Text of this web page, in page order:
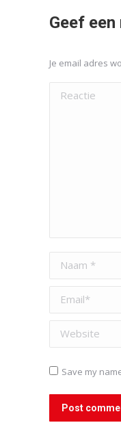
Geef
Je email adres
Reactie
Naam *
Email *
Website
Save my
Post